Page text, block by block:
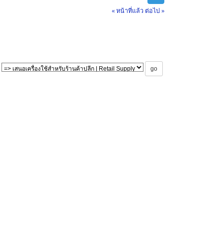
« หน้าที่แล้ว ต่อไป »